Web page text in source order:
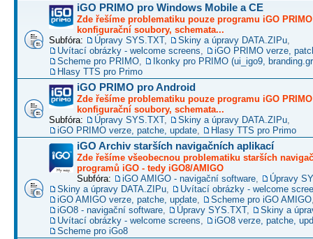
iGO PRIMO pro Windows Mobile a CE
Zde řešíme problematiku pouze programu iGO
konfigurační soubory, schemata...
Subfóra:
Úpravy SYS.TXT, Skiny a úpravy DATA.ZIPu
Uvítací obrázky - welcome screens
iGO PRIMO verze,
Scheme pro PRIMO
Ikonky pro PRIMO (ui_igo9,
Hlasy TTS pro Primo
iGO PRIMO pro Android
Zde řešíme problematiku pouze programu iGO
konfigurační soubory, schemata...
Subfóra:
Úpravy SYS.TXT, Skiny a úpravy DATA.ZIPu
iGO PRIMO verze, patche, update
Hlasy TTS pro Primo
iGO Archiv starších navigačních aplikací
Zde řešíme všeobecnou problematiku starších
programů iGO - tedy iGO8/AMIGO
Subfóra:
iGO AMIGO - navigační software
Úpravy
Skiny a úpravy DATA.ZIPu
Uvítací obrázky - welcome
iGO AMIGO verze, patche, update
Scheme pro iGO AMIGO
iGO8 - navigační software
Úpravy SYS.TXT,
Skiny a
Uvítací obrázky - welcome screens
iGO8 verze, patche,
Scheme pro iGo8